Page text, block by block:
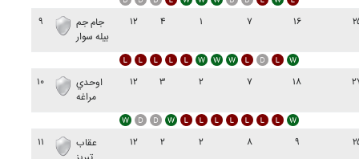
۹
جام جم
بيله سوار
۱۲ ۴ ۱ ۷ ۱۶
۱۰
اوحدي
مراغه
۱۲ ۳ ۲ ۷ ۱۸
۱۱
عقاب
۱۲ ۲ ۲ ۸ ۹